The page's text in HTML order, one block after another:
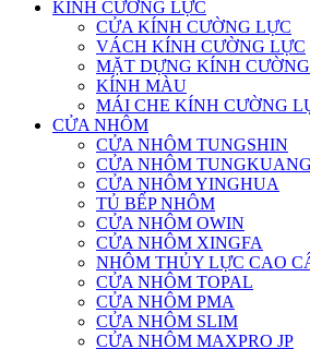
KÍNH CƯỜNG LỰC
CỬA KÍNH CƯỜNG LỰC
VÁCH KÍNH CƯỜNG LỰC
MẶT DỰNG KÍNH
KÍNH MÀU
MÁI CHE KÍNH CƯỜNG
CỬA NHÔM
CỬA NHÔM TUNGSHIN
CỬA NHÔM TUNGKUANG
CỬA NHÔM YINGHUA
TỦ BẾP NHÔM
CỬA NHÔM OWIN
CỬA NHÔM XINGFA
NHÔM THỦY LỰC CAO
CỬA NHÔM TOPAL
CỬA NHÔM PMA
CỬA NHÔM SLIM
CỬA NHÔM MAXPRO JP